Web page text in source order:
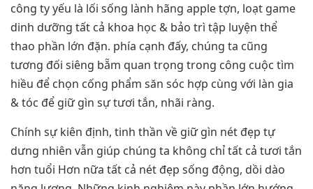
công ty yếu là lối sống lành hãng apple tợn, loạt game
dinh dưỡng tất cả khoa học & bảo trì tập luyện thể
thao phần lớn đặn. phía cạnh đấy, chúng ta cũng
tương đối siêng bẵm quan trọng trong công cuộc tìm
hiều để chọn cống phẩm săn sóc hợp cùng với làn gia
& tóc để giữ gìn sự tươi tắn, nhãi ràng.
Chính sự kiên định, tinh thần về giữ gìn nét đẹp tự
dưng nhiên vẫn giúp chúng ta không chỉ tất cả tươi tắn
hơn tuổi Hơn nữa tất cả nét đẹp sống động, dồi dào